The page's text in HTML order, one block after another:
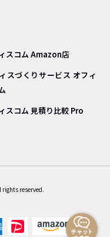
スコム Amazon店
スづくりサービス オフィ
スコム 見積り比較 Pro
reserved.